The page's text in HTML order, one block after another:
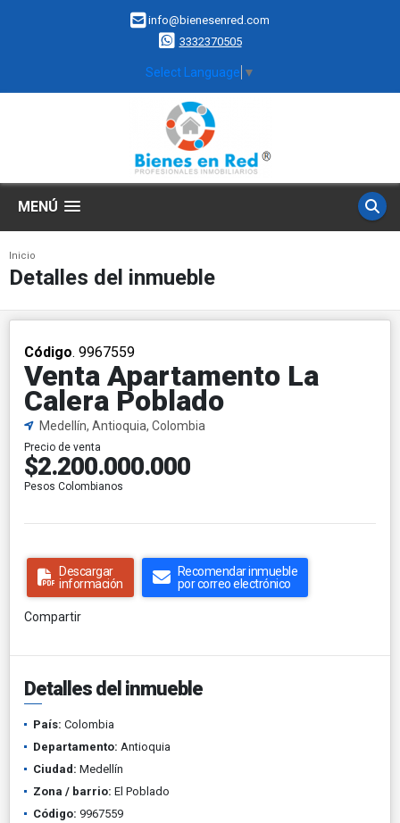
info@bienesenred.com
3332370505
Select Language ▼
MENÚ
Inicio
Detalles del inmueble
Código. 9967559
Venta Apartamento La
Calera Poblado
Medellín, Antioquia, Colombia
Precio de venta
$2.200.000.000
Pesos Colombianos
Descargar
información
Recomendar inmueble
por correo electrónico
Compartir
Detalles del inmueble
País: Colombia
Departamento: Antioquia
Ciudad: Medellín
Zona / barrio: El Poblado
Código: 9967559